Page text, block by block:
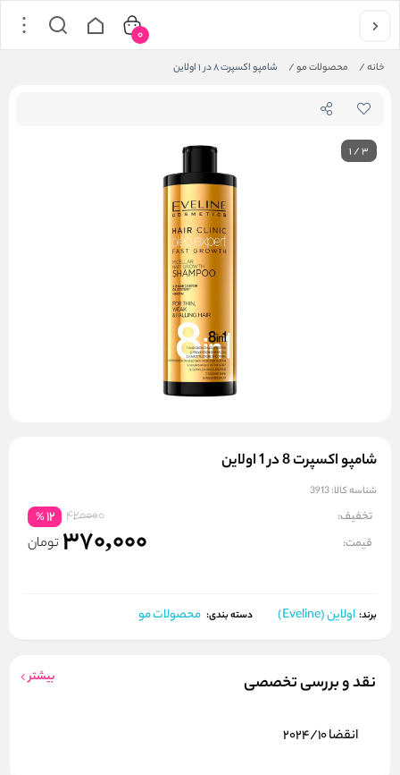
خانه/ محصولات مو/ شامپو اکسپرت 8 در 1 اولاین
0
1/3
شامپو اکسپرت 8 در 1 اولاین
شناسه کالا:3913
تخفیف: 420000
12
%
قیمت: 370,000 تومان
برند: اولاین (Eveline) دسته بندی: محصولات مو
نقد و بررسی تخصصی بیشتر
انقضا 2024/10